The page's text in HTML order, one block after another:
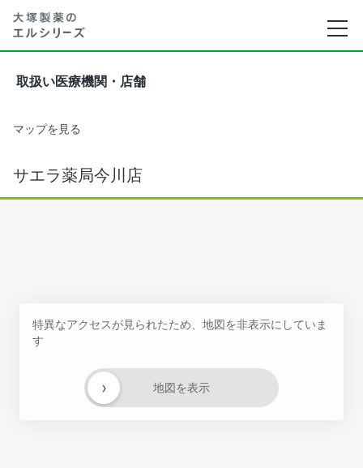
取扱い医療機関・店舗
マップを見る
サエラ薬局今川店
特異なアクセスが見られたため、地図を非表示にしていま
す
地図を表示
›